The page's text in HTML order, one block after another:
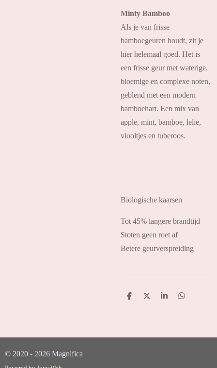
Minty Bamboo
Als je van frisse
bamboegeuren houdt, zit je
hier helemaal goed. Het is
een frisse geur met waterige,
bloemige en complexe noten,
geblend met een modern
bamboehart. Een mix van
apple, mint, bamboe, lelie,
viooltjes en tuberoos.
Biologische kaarsen
Tot 45% langere brandtijd
Stoten geen roet af
Betere geurverspreiding
D
D
S
D
© 2020 - 2026 Magnifica